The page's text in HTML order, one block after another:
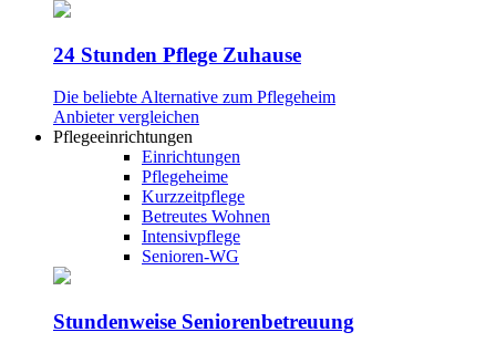
24 Stunden Pflege Zuhause
Die beliebte Alternative zum Pflegeheim
Anbieter vergleichen
Pflegeeinrichtungen
Einrichtungen
Pflegeheime
Kurzzeitpflege
Betreutes Wohnen
Intensivpflege
Senioren-WG
Stundenweise Seniorenbetreuung